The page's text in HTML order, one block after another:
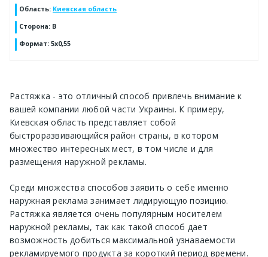
Область: Киевская область
Сторона: B
Формат: 5x0,55
Растяжка - это отличный способ привлечь внимание к
вашей компании любой части Украины. К примеру,
Киевская область представляет собой
быстроразвивающийся район страны, в котором
множество интересных мест, в том числе и для
размещения наружной рекламы.
Среди множества способов заявить о себе именно
наружная реклама занимает лидирующую позицию.
Растяжка является очень популярным носителем
наружной рекламы, так как такой способ дает
возможность добиться максимальной узнаваемости
рекламируемого продукта за короткий период времени.